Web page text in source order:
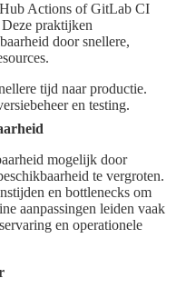
Actions of GitLab CI
praktijken
door snellere,
tijd naar productie.
en testing.
mogelijk door
te vergroten.
en bottlenecks om
aanpassingen leiden vaak
en operationele